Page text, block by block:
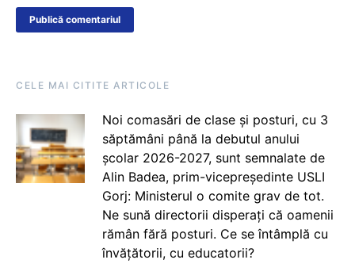
CELE MAI CITITE ARTICOLE
Noi comasări de clase și posturi, cu 3
săptămâni până la debutul anului
școlar 2026-2027, sunt semnalate de
Alin Badea, prim-vicepreședinte USLI
Gorj: Ministerul o comite grav de tot.
Ne sună directorii disperați că oamenii
rămân fără posturi. Ce se întâmplă cu
învățătorii, cu educatorii?